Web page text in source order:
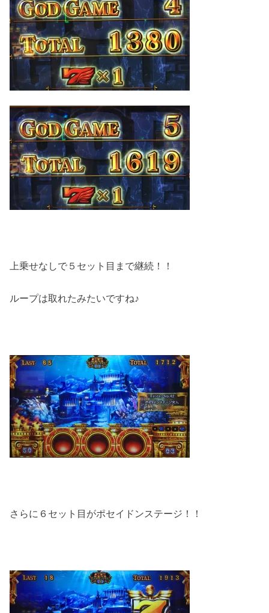
上乗せなしで５セット目まで継続！！
ループは取れたみたいですね♪
さらに６セット目がポセイドンステージ！！